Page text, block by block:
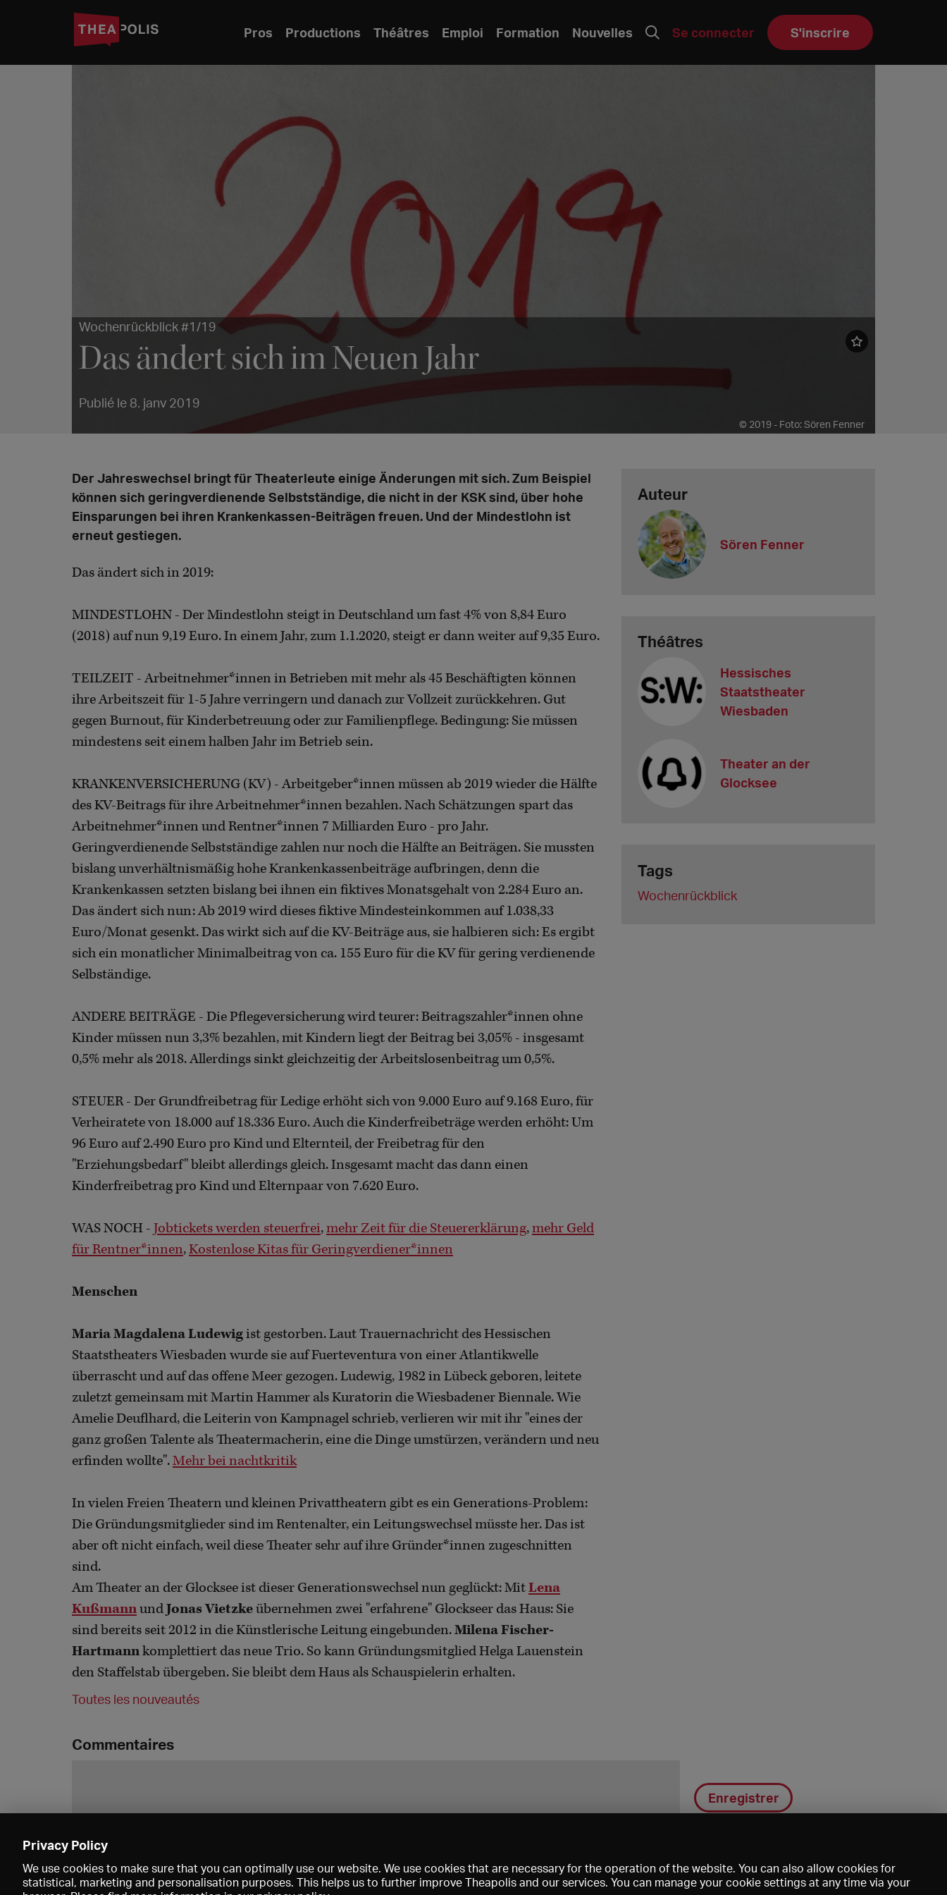
Pros Productions Théâtres Emploi Formation Nouvelles Se connecter S'inscrire
Wochenrückblick #1/19
Das ändert sich im Neuen Jahr
Publié le 8. janv 2019
© 2019 - Foto: Sören Fenner
Der Jahreswechsel bringt für Theaterleute einige Änderungen mit sich. Zum Beispiel
können sich geringverdienende Selbstständige, die nicht in der KSK sind, über hohe
Einsparungen bei ihren Krankenkassen-Beiträgen freuen. Und der Mindestlohn ist
erneut gestiegen.
Das ändert sich in 2019:
MINDESTLOHN - Der Mindestlohn steigt in Deutschland um fast 4% von 8,84 Euro
(2018) auf nun 9,19 Euro. In einem Jahr, zum 1.1.2020, steigt er dann weiter auf 9,35 Euro.
TEILZEIT - Arbeitnehmer*innen in Betrieben mit mehr als 45 Beschäftigten können
ihre Arbeitszeit für 1-5 Jahre verringern und danach zur Vollzeit zurückkehren. Gut
gegen Burnout, für Kinderbetreuung oder zur Familienpflege. Bedingung: Sie müssen
mindestens seit einem halben Jahr im Betrieb sein.
KRANKENVERSICHERUNG (KV) - Arbeitgeber*innen müssen ab 2019 wieder die Hälfte
des KV-Beitrags für ihre Arbeitnehmer*innen bezahlen. Nach Schätzungen spart das
Arbeitnehmer*innen und Rentner*innen 7 Milliarden Euro - pro Jahr.
Geringverdienende Selbstständige zahlen nur noch die Hälfte an Beiträgen. Sie mussten
bislang unverhältnismäßig hohe Krankenkassenbeiträge aufbringen, denn die
Krankenkassen setzten bislang bei ihnen ein fiktives Monatsgehalt von 2.284 Euro an.
Das ändert sich nun: Ab 2019 wird dieses fiktive Mindesteinkommen auf 1.038,33
Euro/Monat gesenkt. Das wirkt sich auf die KV-Beiträge aus, sie halbieren sich: Es ergibt
sich ein monatlicher Minimalbeitrag von ca. 155 Euro für die KV für gering verdienende
Selbständige.
ANDERE BEITRÄGE - Die Pflegeversicherung wird teurer: Beitragszahler*innen ohne
Kinder müssen nun 3,3% bezahlen, mit Kindern liegt der Beitrag bei 3,05% - insgesamt
0,5% mehr als 2018. Allerdings sinkt gleichzeitig der Arbeitslosenbeitrag um 0,5%.
STEUER - Der Grundfreibetrag für Ledige erhöht sich von 9.000 Euro auf 9.168 Euro, für
Verheiratete von 18.000 auf 18.336 Euro. Auch die Kinderfreibeträge werden erhöht: Um
96 Euro auf 2.490 Euro pro Kind und Elternteil, der Freibetrag für den
"Erziehungsbedarf" bleibt allerdings gleich. Insgesamt macht das dann einen
Kinderfreibetrag pro Kind und Elternpaar von 7.620 Euro.
WAS NOCH - Jobtickets werden steuerfrei,mehr Zeit für die Steuererklärung,mehr Geld
für Rentner*innen,Kostenlose Kitas für Geringverdiener*innen
Menschen
Maria Magdalena Ludewigist gestorben. Laut Trauernachricht des Hessischen
Staatstheaters Wiesbaden wurde sie auf Fuerteventura von einer Atlantikwelle
überrascht und auf das offene Meer gezogen. Ludewig, 1982 in Lübeck geboren, leitete
zuletzt gemeinsam mit Martin Hammer als Kuratorin die Wiesbadener Biennale. Wie
Amelie Deuflhard, die Leiterin von Kampnagel schrieb, verlieren wir mit ihr "eines der
ganz großen Talente als Theatermacherin, eine die Dinge umstürzen, verändern und neu
erfinden wollte".Mehr bei nachtkritik
In vielen Freien Theatern und kleinen Privattheatern gibt es ein Generations-Problem:
Die Gründungsmitglieder sind im Rentenalter, ein Leitungswechsel müsste her. Das ist
aber oft nicht einfach, weil diese Theater sehr auf ihre Gründer*innen zugeschnitten
sind.
Am Theater an der Glocksee ist dieser Generationswechsel nun geglückt: MitLena
KußmannundJonas Vietzkeübernehmen zwei "erfahrene" Glockseer das Haus: Sie
sind bereits seit 2012 in die Künstlerische Leitung eingebunden.Milena Fischer-
Hartmannkomplettiert das neue Trio. So kann Gründungsmitglied Helga Lauenstein
den Staffelstab übergeben. Sie bleibt dem Haus als Schauspielerin erhalten.
Toutes les nouveautés
Auteur
Sören Fenner
Théâtres
Hessisches
Staatstheater
Wiesbaden
Theater an der
Glocksee
Tags
Wochenrückblick
Commentaires
Enregistrer
Privacy Policy
We use cookies to make sure that you can optimally use our website. We use cookies that are necessary for the operation of the website. You can also allow cookies for
statistical, marketing and personalisation purposes. This helps us to further improve Theapolis and our services. You can manage your cookie settings at any time via your